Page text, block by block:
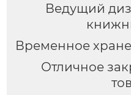
Ведущий
Временное
Отличное